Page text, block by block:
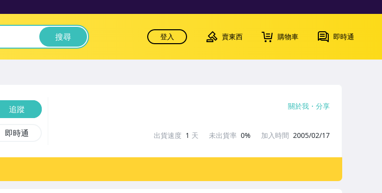
搜尋 登入 賣東西 購物車 即時通
追蹤
即時通
關於我 分享
出貨速度 1 天 未出貨率 0% 加入時間 2005/02/17